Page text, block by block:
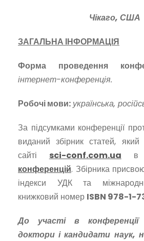
Чікаго, США
ЗАГАЛЬНА ІНФОРМАЦІЯ
Форма проведення
інтернет-конференція.
Робочі мови: українська,
За підсумками конференції
виданий збірник статей,
сайті sci-conf.com.ua в
конференцій. Збірника
індекси УДК та
книжковий номер ISBN 978-1-
До участі в
доктори і кандидати наук,